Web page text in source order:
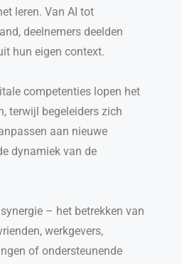
leren. Van AI tot
deelnemers deelden
hun eigen context.
competenties lopen het
terwijl begeleiders zich
aan nieuwe
dynamiek van de
– het betrekken van
werkgevers,
of ondersteunende